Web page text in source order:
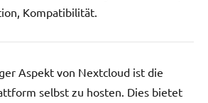
Kompatibilität.
Aspekt von Nextcloud ist die
selbst zu hosten. Dies bietet